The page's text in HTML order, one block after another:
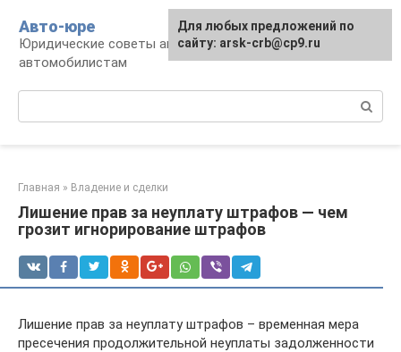
контенту
Авто-юре
Юридические советы автовладельцам и
автомобилистам
Главная » Владение и сделки
Лишение прав за неуплату штрафов — чем
грозит игнорирование штрафов
Лишение прав за неуплату штрафов – временная мера
пресечения продолжительной неуплаты задолженности
Для любых предложений по
сайту: arsk-crb@cp9.ru